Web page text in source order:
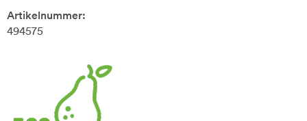
Artikelnummer:
494575